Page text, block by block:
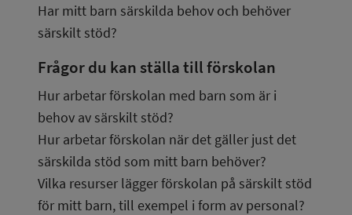
Har mitt barn särskilda behov och behöver
särskilt stöd?
Frågor du kan ställa till förskolan
Hur arbetar förskolan med barn som är i
behov av särskilt stöd?
Hur arbetar förskolan när det gäller just det
särskilda stöd som mitt barn behöver?
Vilka resurser lägger förskolan på särskilt stöd
för mitt barn, till exempel i form av personal?